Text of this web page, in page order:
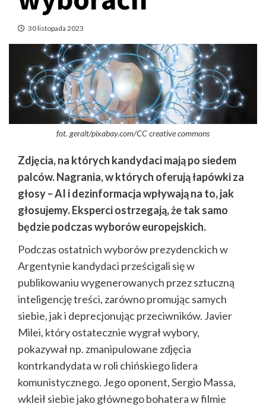
30 listopada 2023
fot. geralt/pixabay.com/CC creative commons
Zdjęcia, na których kandydaci mają po siedem
palców. Nagrania, w których oferują łapówki za
głosy – AI i dezinformacja wpływają na to, jak
głosujemy. Eksperci ostrzegają, że tak samo
będzie podczas wyborów europejskich.
Podczas ostatnich wyborów prezydenckich w
Argentynie kandydaci prześcigali się w
publikowaniu wygenerowanych przez sztuczną
inteligencję treści, zarówno promując samych
siebie, jak i deprecjonując przeciwników. Javier
Milei, który ostatecznie wygrał wybory,
pokazywał np. zmanipulowane zdjęcia
kontrkandydata w roli chińskiego lidera
komunistycznego. Jego oponent, Sergio Massa,
wkleił siebie jako głównego bohatera w filmie